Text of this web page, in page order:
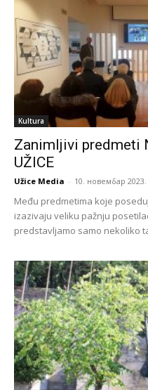
Kultura
Zanimljivi predmeti
UŽICE
Užice Media - 10. новембар 2023.
Među predmetima koje
izazivaju veliku pažnju
predstavljamo samo nekoliko